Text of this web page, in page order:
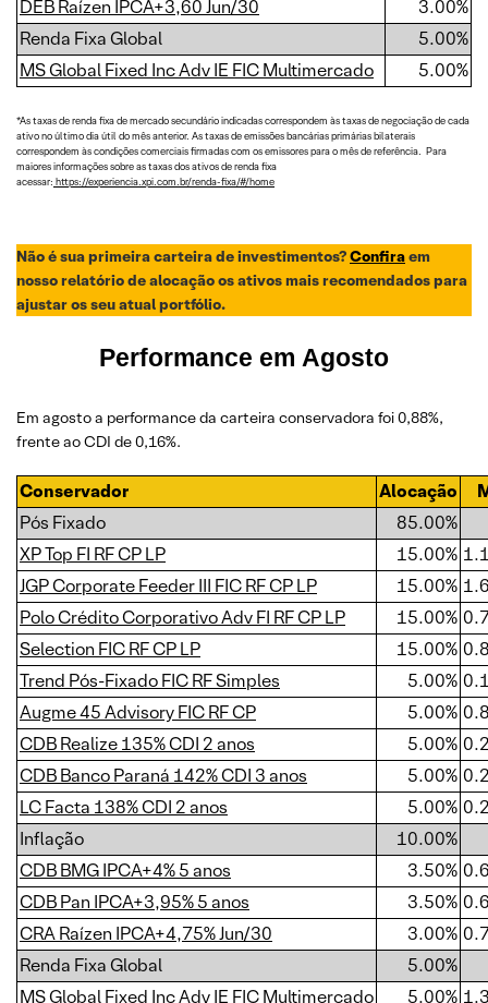
DEB Raízen IPCA+3,60 Jun/30
3.00%
Renda Fixa Global
5.00%
MS Global Fixed Inc Adv IE FIC Multimercado
5.00%
*As taxas de renda fixa de mercado secundário indicadas correspondem às taxas de negociação de cada
ativo no último dia útil do mês anterior. As taxas de emissões bancárias primárias bilaterais
correspondem às condições comerciais firmadas com os emissores para o mês de referência. Para
maiores informações sobre as taxas dos ativos de renda fixa
acessar: https://experiencia.xpi.com.br/renda-fixa/#/home
Não é sua primeira carteira de investimentos?Confiraem
nosso relatório de alocação os ativos mais recomendados para
ajustar os seu atual portfólio.
Performance em Agosto
Em agosto a performance da carteira conservadora foi 0,88%,
frente ao CDI de 0,16%.
Conservador Alocação
Pós Fixado
85.00%
XP Top FI RF CP LP
15.00%
JGP Corporate Feeder III FIC RF CP LP
15.00%
Polo Crédito Corporativo Adv FI RF CP LP
15.00%
Selection FIC RF CP LP
15.00%
Trend Pós-Fixado FIC RF Simples
5.00%
Augme 45 Advisory FIC RF CP
5.00%
CDB Realize 135% CDI 2 anos
5.00%
CDB Banco Paraná 142% CDI 3 anos
5.00%
LC Facta 138% CDI 2 anos
5.00%
Inflação
10.00%
CDB BMG IPCA+4% 5 anos
3.50%
CDB Pan IPCA+3,95% 5 anos
3.50%
CRA Raízen IPCA+4,75% Jun/30
3.00%
Renda Fixa Global
5.00%
MS Global Fixed Inc Adv IE FIC Multimercado
5.00%